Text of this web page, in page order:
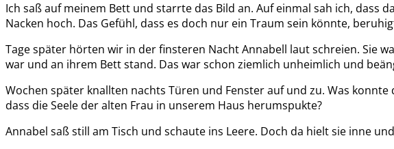
Ich saß auf meinem Bett und starrte das Bild an. Auf einmal sah ich, dass
Nacken hoch. Das Gefühl, dass es doch nur ein Traum sein könnte,
Tage später hörten wir in der finsteren Nacht Annabell laut schreien. Sie
war und an ihrem Bett stand. Das war schon ziemlich unheimlich und
Wochen später knallten nachts Türen und Fenster auf und zu. Was
dass die Seele der alten Frau in unserem Haus herumspukte?
Annabel saß still am Tisch und schaute ins Leere. Doch da hielt sie inne